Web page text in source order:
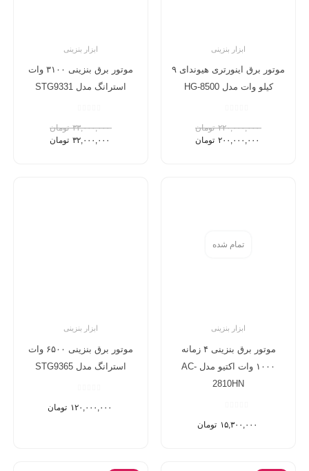
ابزار بنزینی
موتور برق اینورتری هیوندای ۹
کیلو وات مدل HG-8500
تومان
۲۲۰,۰۰۰,۰۰۰
تومان
ابزار بنزینی
موتور برق بنزینی ۳۱۰۰ وات
استرانگ مدل STG9331
تومان
۳۳,۰۰۰,۰۰۰
تومان
تمام شده
ابزار بنزینی
موتور برق بنزینی ۴ زمانه
۱۰۰۰ وات اکتیو مدل AC-
2810HN
تومان
ابزار بنزینی
موتور برق بنزینی ۶۵۰۰ وات
استرانگ مدل STG9365
تومان